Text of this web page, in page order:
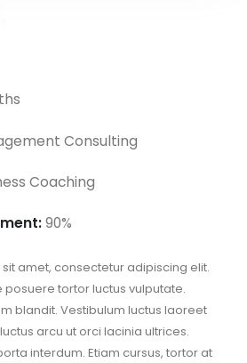
Consulting
Coaching
90%
amet, consectetur adipiscing elit.
posuere tortor luctus vulputate.
blandit. Vestibulum luctus laoreet
arcu ut orci lacinia ultrices.
interdum. Etiam cursus, tortor at